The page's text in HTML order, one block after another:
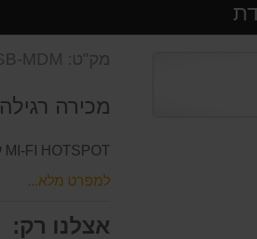
מק"ט: USB-MDM
מכירה רגילה
MI-FI HOTSPOT עמדת WIFI ניידת שמים סים ומקבלים אינטרנט מכל מקום בלי בעיה .
למפרט מלא...
אצלנו רק: